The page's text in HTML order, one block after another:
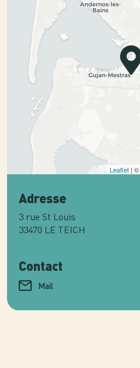
Leaflet | ©
Adresse
3 rue St Louis
33470 LE TEICH
Contact
Mail